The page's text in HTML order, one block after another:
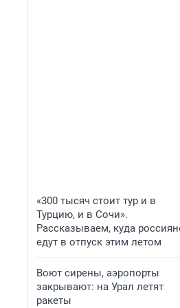
«300 тысяч стоит тур и в
Турцию, и в Сочи».
Рассказываем, куда
едут в отпуск этим летом
Воют сирены, аэропорты
закрывают: на Урал летят
ракеты